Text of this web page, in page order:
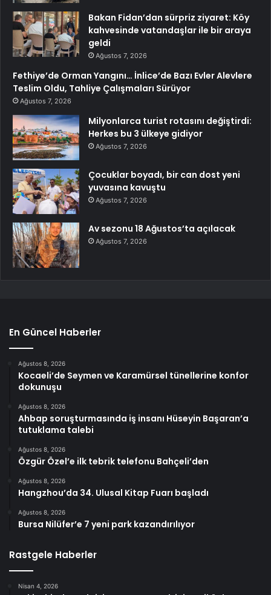
Bakan Fidan’dan sürpriz ziyaret: Köy
kahvesinde vatandaşlar ile bir araya
geldi
Ağustos 7, 2026
Fethiye’de Orman Yangını… İnlice’de Bazı Evler Alevlere
Teslim Oldu, Tahliye Çalışmaları Sürüyor
Ağustos 7, 2026
Milyonlarca turist rotasını değiştirdi:
Herkes bu 3 ülkeye gidiyor
Ağustos 7, 2026
Çocuklar boyadı, bir can dost yeni
yuvasına kavuştu
Ağustos 7, 2026
Av sezonu 18 Ağustos’ta açılacak
Ağustos 7, 2026
En Güncel Haberler
Ağustos 8, 2026
Kocaeli’de Seymen ve Karamürsel tünellerine konfor
dokunuşu
Ağustos 8, 2026
Ahbap soruşturmasında iş insanı Hüseyin Başaran’a
tutuklama talebi
Ağustos 8, 2026
Özgür Özel’e ilk tebrik telefonu Bahçeli’den
Ağustos 8, 2026
Hangzhou’da 34. Ulusal Kitap Fuarı başladı
Ağustos 8, 2026
Bursa Nilüfer’e 7 yeni park kazandırılıyor
Rastgele Haberler
Nisan 4, 2026